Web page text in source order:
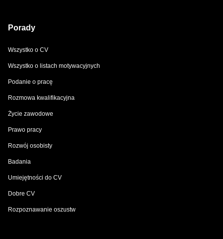
Porady
Wszystko o CV
Wszystko o listach motywacyjnych
Podanie o pracę
Rozmowa kwalifikacyjna
Życie zawodowe
Prawo pracy
Rozwój osobisty
Badania
Umiejętności do CV
Dobre CV
Rozpoznawanie oszustw